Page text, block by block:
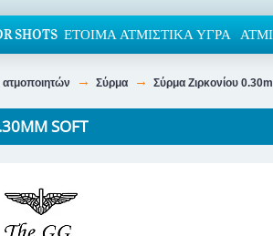
SHOTS ΈΤΟΙΜΑ ΑΤΜΙΣΤΙΚΆ ΥΓΡΆ
Σύρμα Σύρμα Ζιρκονίου
SOFT